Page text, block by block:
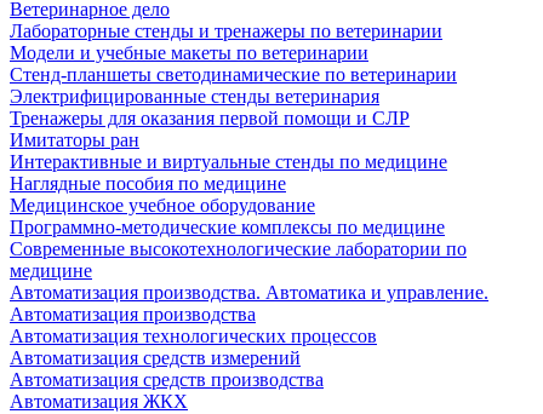
Ветеринарное дело
Лабораторные стенды и тренажеры по ветеринарии
Модели и учебные макеты по ветеринарии
Стенд-планшеты светодинамические по ветеринарии
Электрифицированные стенды ветеринария
Тренажеры для оказания первой помощи и СЛР
Имитаторы ран
Интерактивные и виртуальные стенды по медицине
Наглядные пособия по медицине
Медицинское учебное оборудование
Программно-методические комплексы по медицине
Современные высокотехнологические лаборатории по
медицине
Автоматизация производства. Автоматика и управление.
Автоматизация производства
Автоматизация технологических процессов
Автоматизация средств измерений
Автоматизация средств производства
Автоматизация ЖКХ